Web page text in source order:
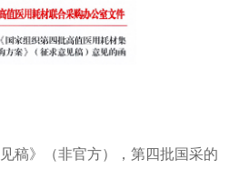
稿》（非官方），第四批国采的